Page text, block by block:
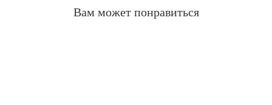
Вам может понравиться